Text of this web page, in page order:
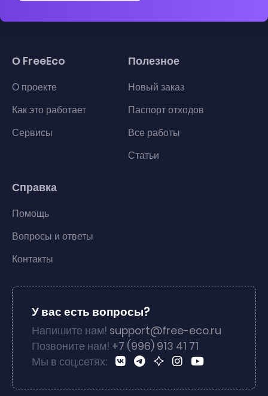
О FreeEco
О проекте
Как это работает
Сервисы
Полезное
Новый заказ
Паспорт отходов
Все работы
Статьи
Справка
Помощь
Вопросы и ответы
Контакты
У вас есть вопросы?
Напишите нам! support@free-eco.ru
Позвоните нам! +7 (996) 913 41 71
Мы в соц.сетях: